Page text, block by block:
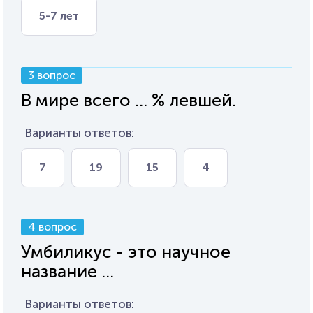
5-7 лет
3 вопрос
В мире всего ... % левшей.
Варианты ответов:
7 19 15 4
4 вопрос
Умбиликус - это научное
название ...
Варианты ответов: